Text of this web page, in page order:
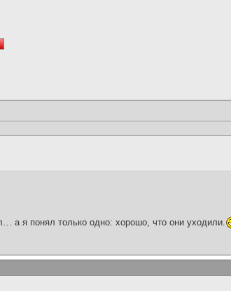
а я понял только одно: хорошо, что они уходили.